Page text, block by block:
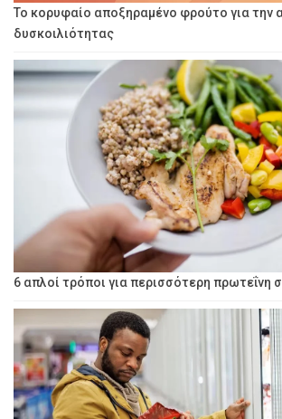
Το κορυφαίο αποξηραμένο φρούτο για την
δυσκοιλιότητας
6 απλοί τρόποι για περισσότερη πρωτεΐνη